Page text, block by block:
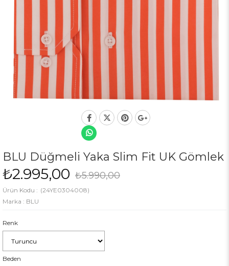
BLU Düğmeli Yaka Slim Fit UK Gömlek
₺5.990,00
₺2.995,00
(24YE0304008)
Marka : BLU
Renk
Beden